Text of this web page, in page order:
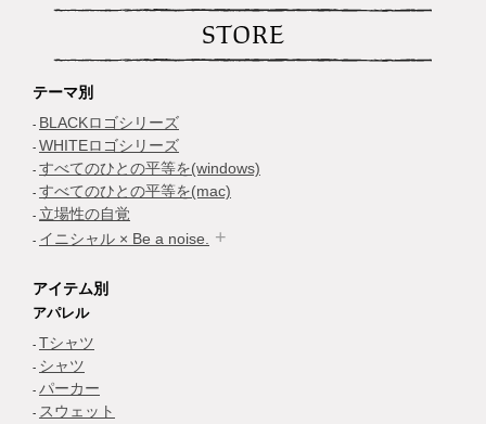
STORE
テーマ別
BLACKロゴシリーズ
WHITEロゴシリーズ
すべてのひとの平等を(windows)
すべてのひとの平等を(mac)
立場性の自覚
イニシャル × Be a noise.
アイテム別
アパレル
Tシャツ
シャツ
パーカー
スウェット